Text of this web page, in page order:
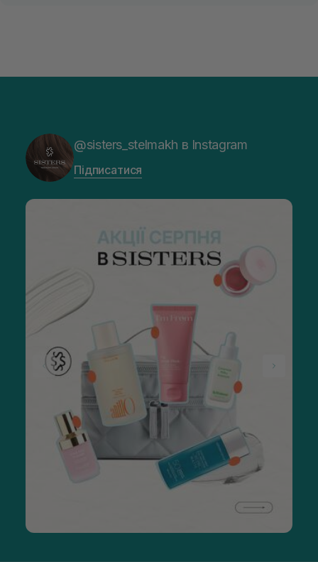
@sisters_stelmakh в Instagram
Підписатися